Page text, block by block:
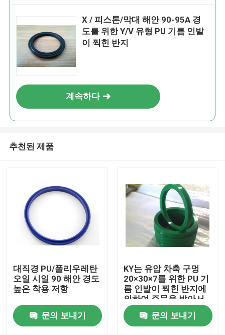
X / 피스톤/막대 해안 90-95A 경
도를 위한 Y/V 유형 PU 기름 인발
이 찍힌 반지
계속하다
추천된 제품
대직경 PU/폴리우레탄
오일 시일 90 해안 경도
높은 착용 저항
문의 보내기
KY는 유압 차축 구멍
20×30×7를 위한 PU 기
름 인발이 찍힌 반지에
의하여 주문을 받아서
만들어진 크기를 타자
를 칩니다문의 보내기